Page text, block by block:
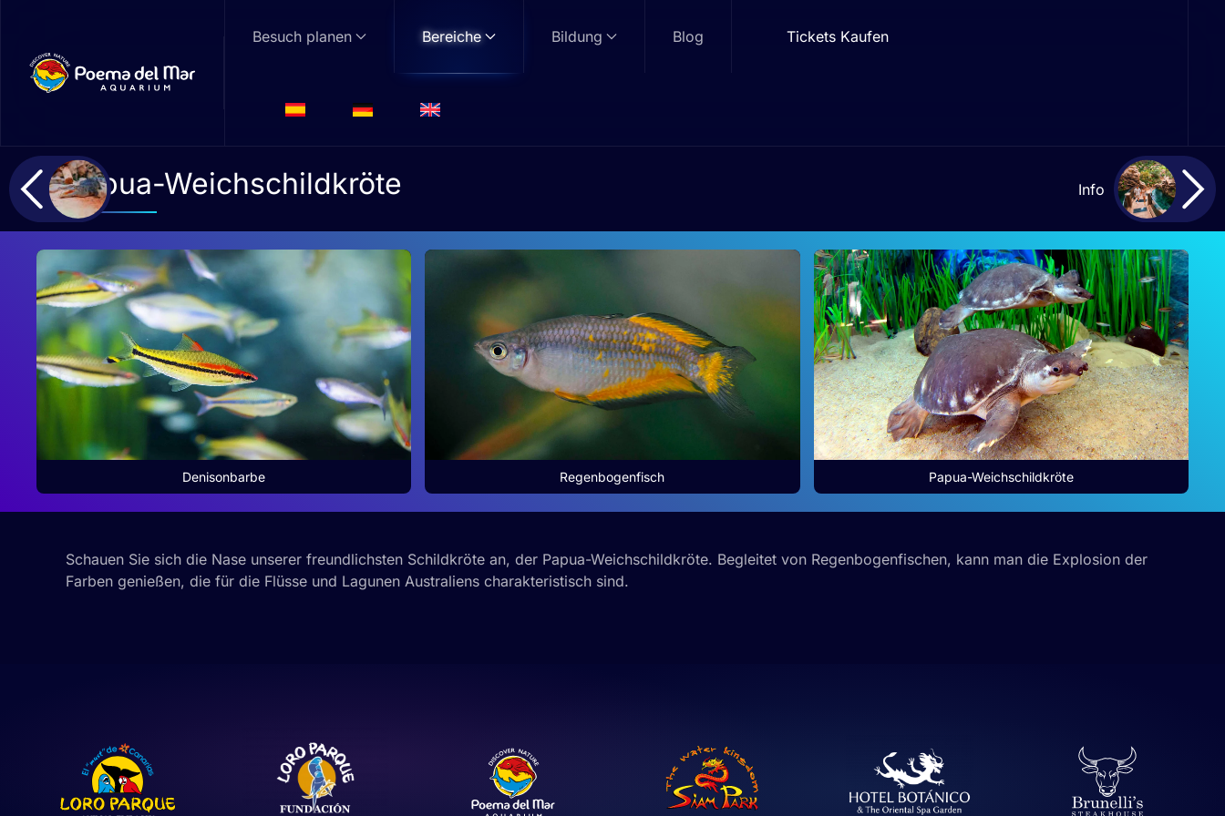
Besuch planen Bereiche Bildung Blog Tickets Kaufen
Papua-Weichschildkröte Info
Denisonbarbe Regenbogenfisch Papua-Weichschildkröte
Schauen Sie sich die Nase unserer freundlichsten Schildkröte an, der Papua-Weichschildkröte. Begleitet von Regenbogenfischen, kann man die Explosion der
Farben genießen, die für die Flüsse und Lagunen Australiens charakteristisch sind.